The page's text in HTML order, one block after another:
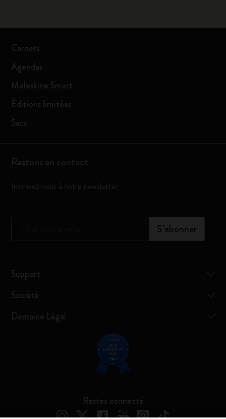
Carnets
Agendas
Moleskine Smart
Éditions limitées
Sacs
Restons en contact
Inscrivez-vous à notre newsletter
S’abonner
Support
Société
Domaine Légal
Restez connecté